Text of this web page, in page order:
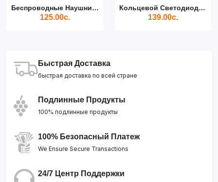
Беспроводные Наушники Air...
125.00с.
Кольцевой Светодиодный Св...
139.00с.
Быстрая Доставка
быстрая доставка по всей стране
Подлинные Продукты
100% подлинные продукты
100% Безопасный Платеж
We Ensure Secure Transactions
24/7 Центр Поддержки